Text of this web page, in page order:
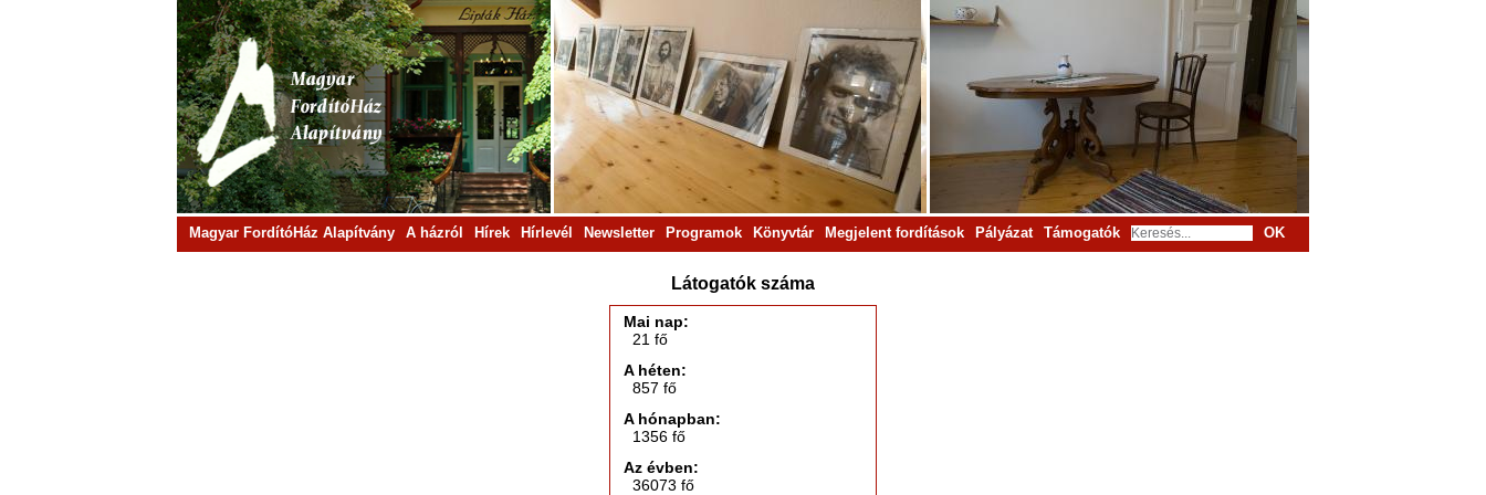
Magyar FordítóHáz Alapítvány A házról Hírek Hírlevél Newsletter Programok Könyvtár Megjelent fordítások Pályázat Támogatók OK
Látogatók száma
Mai nap:
21 fő
A héten:
857 fő
A hónapban:
1356 fő
Az évben:
36073 fő